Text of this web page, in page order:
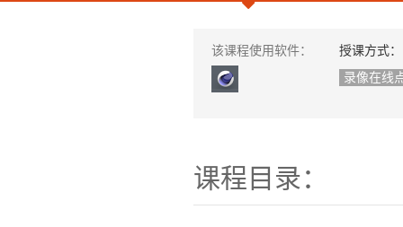
该课程使用软件：
授课方式：
录像在线
课程目录：